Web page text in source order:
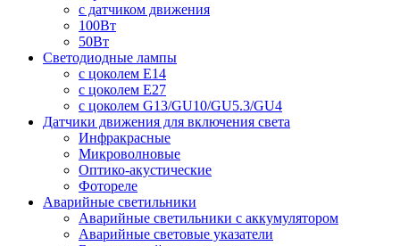
с датчиком движения
100Вт
50Вт
Светодиодные лампы
с цоколем E14
с цоколем E27
с цоколем G13/GU10/GU5.3/GU4
Датчики движения для включения света
Инфракрасные
Микроволновые
Оптико-акустические
Фотореле
Аварийные светильники
Аварийные светильники с аккумулятором
Аварийные световые указатели